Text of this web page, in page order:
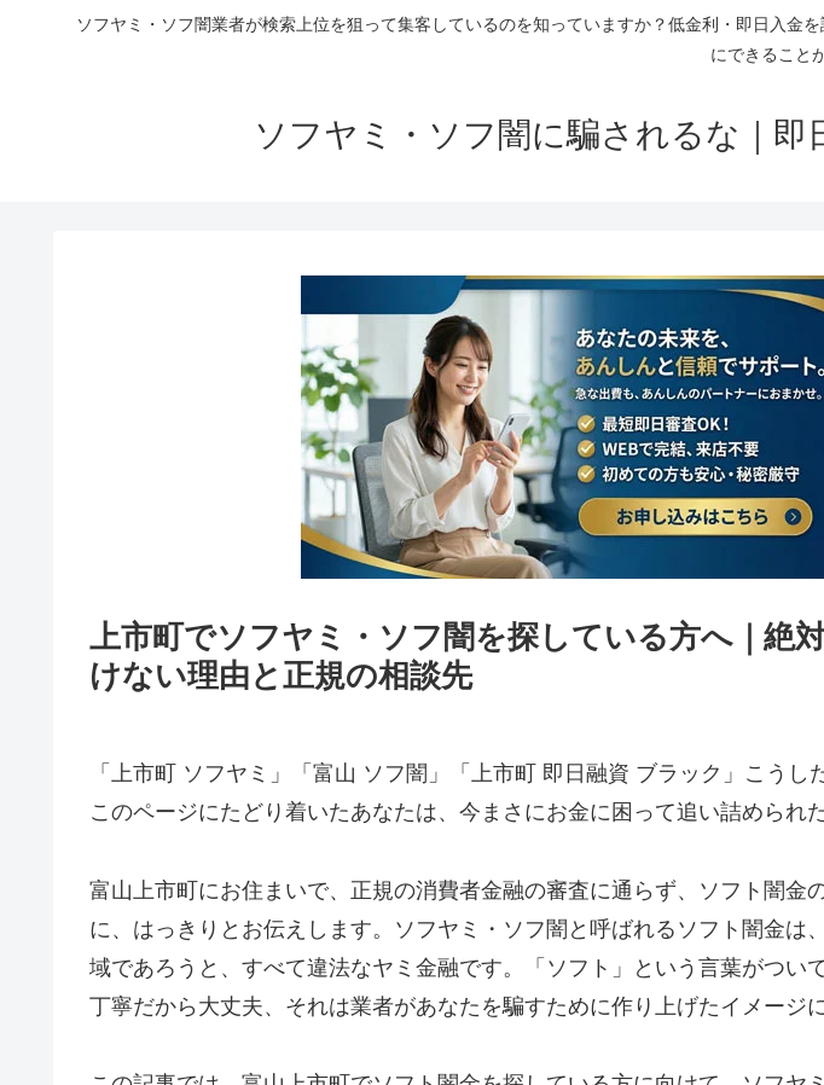
ソフヤミ・ソフ闇業者が検索上位を狙って集客しているのを知っていますか？低金利・即日入
にできること
ソフヤミ・ソフ闇に騙されるな｜
上市町でソフヤミ・ソフ闇を探している方へ｜絶
けない理由と正規の相談先
「上市町 ソフヤミ」「富山 ソフ闇」「上市町 即日融資 ブラック」こうし
このページにたどり着いたあなたは、今まさにお金に困って追い詰められ
富山上市町にお住まいで、正規の消費者金融の審査に通らず、ソフト闇金
に、はっきりとお伝えします。ソフヤミ・ソフ闇と呼ばれるソフト闇金は
域であろうと、すべて違法なヤミ金融です。「ソフト」という言葉がつい
丁寧だから大丈夫、それは業者があなたを騙すために作り上げたイメージ